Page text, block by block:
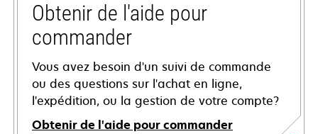
Obtenir de l'aide pour
commander
Vous avez besoin d'un suivi de commande
ou des questions sur l'achat en ligne,
l'expédition, ou la gestion de votre compte?
Obtenir de l'aide pour commander